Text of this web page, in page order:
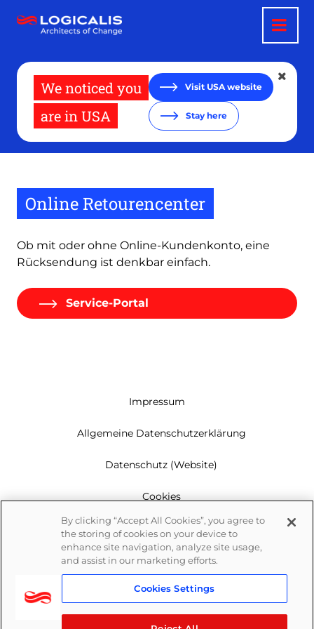
zum
Inhalt
We noticed you
are in USA
Visit USA website
Stay here
Online Retourencenter
Ob mit oder ohne Online-Kundenkonto, eine
Rücksendung ist denkbar einfach.
Service-Portal
Impressum
Allgemeine Datenschutzerklärung
Datenschutz (Website)
Cookies
Garantie
Newsletter
Whistleblowing
By clicking “Accept All Cookies”, you agree to
the storing of cookies on your device to
enhance site navigation, analyze site usage,
and assist in our marketing efforts.
Cookies Settings